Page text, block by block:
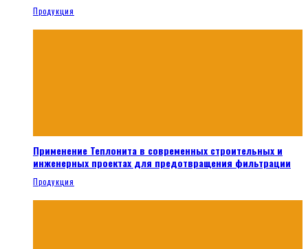
Продукция
Применение Теплонита в современных строительных и
инженерных проектах для предотвращения фильтрации
Продукция